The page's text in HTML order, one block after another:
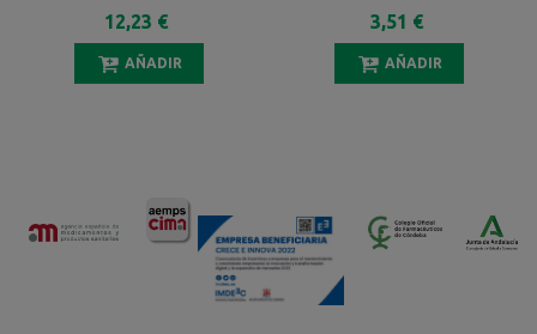
ORAL
12,23 €
AÑADIR
GASTRORRESISTENTES
(BLISTER)
3,51 €
AÑADIR